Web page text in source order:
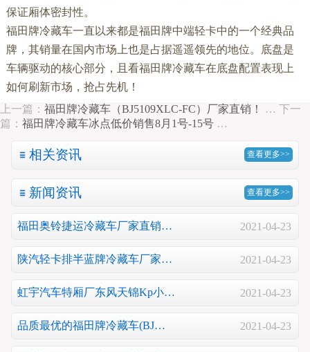
保证厢体密封性。
福田牌冷藏车一直以来都是福田牌中端轻卡中的一个经典品
牌，其销量在国内市场上也是占据遥遥领先的地位。底盘是
车辆驱动的核心部分，且看福田牌冷藏车在底盘配置表现上
如何刷新市场，抢占先机！
上一篇： 福田牌冷藏车（BJ5109XLC-FC）厂家直销！ … 下一
篇： 福田牌冷藏车冰点低价销售8月1号-15号 …
相关资讯 查看更多>>
新闻资讯 查看更多>>
福田奥铃捷运冷藏车厂家直销… 2021-04-23
陕汽轻卡排半蓝牌冷藏车厂家… 2021-04-23
虹宇汽车特厢厂东风天锦Kp小… 2021-04-23
品质最优的福田牌冷藏车(BJ… 2021-04-23